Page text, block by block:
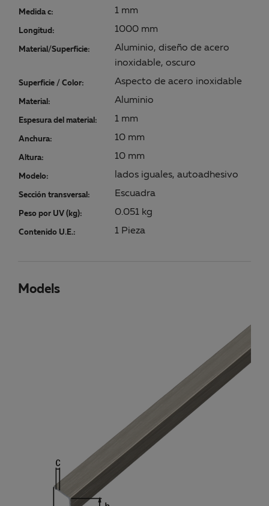
Medida c: 1 mm
Longitud: 1000 mm
Material/Superficie:
Aluminio, diseño de acero
inoxidable, oscuro
Superficie / Color: Aspecto de acero inoxidable
Material: Aluminio
Espesura del material: 1 mm
Anchura: 10 mm
Altura: 10 mm
Modelo: lados iguales, autoadhesivo
Sección transversal: Escuadra
Peso por UV (kg): 0.051 kg
Contenido U.E.: 1 Pieza
Models